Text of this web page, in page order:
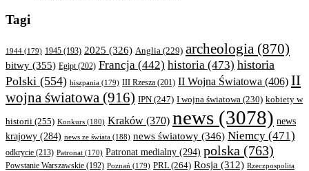
Tagi
1944 (179) 1945 (193) 2025 (326) Anglia (229) archeologia (870)
bitwy (355) Egipt(202) Francja (442) historia (473) historia
Polski (554) hiszpania (179) III Rzesza (201) II Wojna Światowa (406) II
wojna światowa (916) IPN (247) I wojna światowa (230) kobiety w
historii (255) Konkurs (180) Kraków (370) news (3078) news
krajowy (284) news ze świata (188) news światowy (346) Niemcy (471)
odkrycie (213) Patronat (170) Patronat medialny (294) polska (763)
Powstanie Warszawskie (192) Poznań (179) PRL(264) Rosja (312) Rzeczpospolita